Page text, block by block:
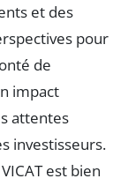
et des
pour
de
impact
attentes
investisseurs.
est bien